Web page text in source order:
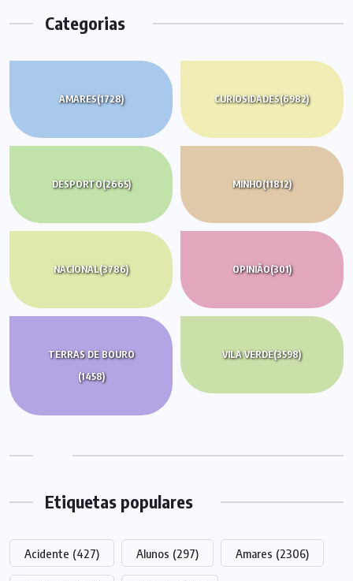
Categorias
AMARES(1728) CURIOSIDADES(6982)
DESPORTO(2665) MINHO(11812)
NACIONAL(3786) OPINIÃO(301)
TERRAS DE BOURO
(1458)
VILA VERDE(3598)
Etiquetas populares
Acidente (427) Alunos (297) Amares (2306)